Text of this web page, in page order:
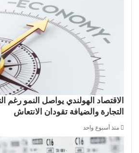
الاقتصاد الهولندي يواصل النمو رغم
التجارة والضيافة تقودان الانتعاش
منذ أسبوع واحد